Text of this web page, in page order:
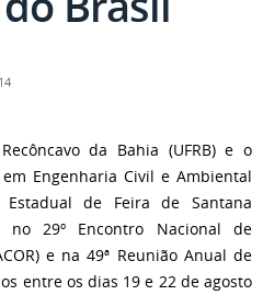
da Bahia (UFRB) e o
Engenharia Civil e Ambiental
Estadual de Feira de Santana
no 29º Encontro Nacional de
e na 49ª Reunião Anual de
entre os dias 19 e 22 de agosto